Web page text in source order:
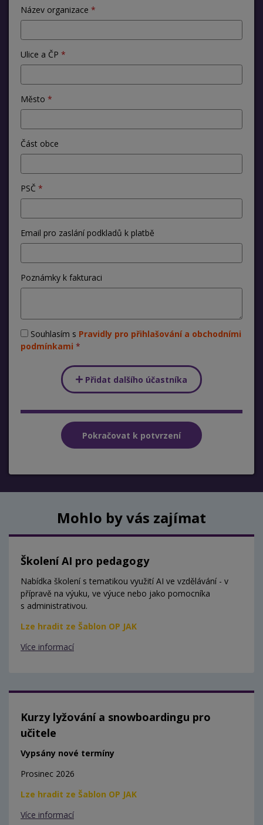
Název organizace
Ulice a ČP
Město
Část obce
PSČ
Email pro zaslání podkladů k platbě
Poznámky k fakturaci
Souhlasím s Pravidly pro přihlašování a obchodními
podmínkami
Přidat dalšího účastníka
Mohlo by vás zajímat
Školení AI pro pedagogy
Nabídka školení s tematikou využití AI ve vzdělávání - v
přípravě na výuku, ve výuce nebo jako pomocníka
s administrativou.
Lze hradit ze Šablon OP JAK
Více informací
Kurzy lyžování a snowboardingu pro
učitele
Vypsány nové termíny
Prosinec 2026
Lze hradit ze Šablon OP JAK
Více informací